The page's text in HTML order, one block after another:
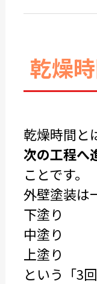
乾燥
乾燥時間と
次の工程へ
ことです。
外壁塗装は
下塗り
中塗り
上塗り
という「3